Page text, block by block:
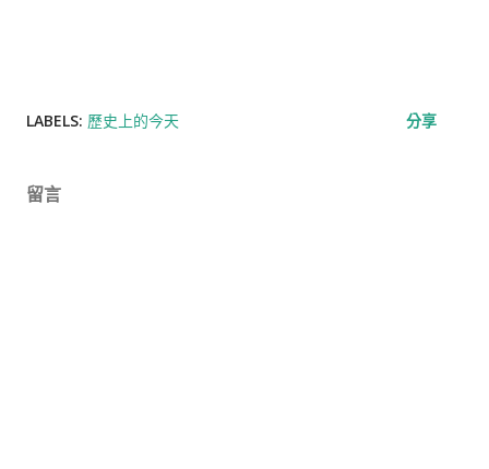
LABELS: 歷史上的今天 分享
留言